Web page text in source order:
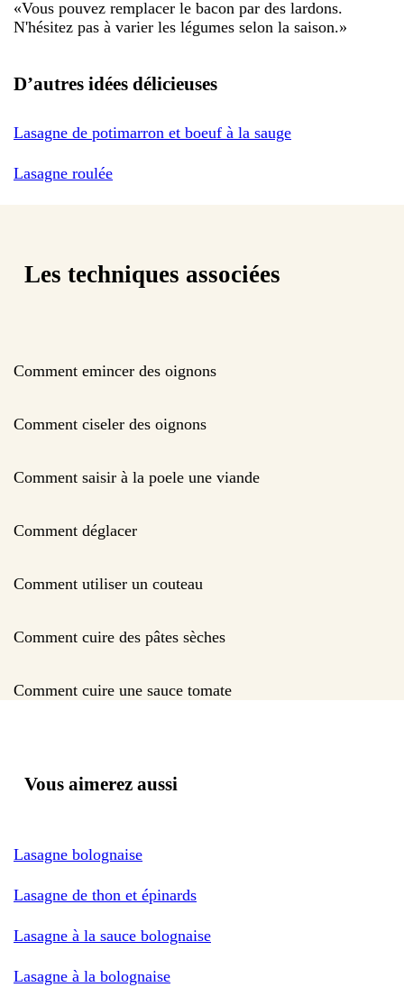
«Vous pouvez remplacer le bacon par des lardons.
N'hésitez pas à varier les légumes selon la saison.»
D’autres idées délicieuses
Lasagne de potimarron et boeuf à la sauge
Lasagne roulée
Les techniques associées
Comment emincer des oignons
Comment ciseler des oignons
Comment saisir à la poele une viande
Comment déglacer
Comment utiliser un couteau
Comment cuire des pâtes sèches
Comment cuire une sauce tomate
Vous aimerez aussi
Lasagne bolognaise
Lasagne de thon et épinards
Lasagne à la sauce bolognaise
Lasagne à la bolognaise